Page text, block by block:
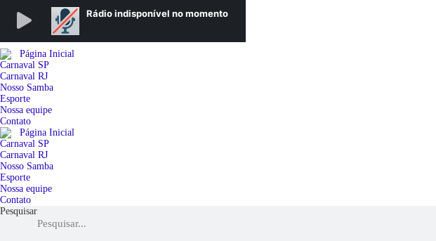
Página Inicial
Carnaval SP
Carnaval RJ
Nosso Samba
Esporte
Nossa equipe
Contato
Página Inicial
Carnaval SP
Carnaval RJ
Nosso Samba
Esporte
Nossa equipe
Contato
Pesquisar